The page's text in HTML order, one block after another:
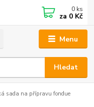
Menu
Hledat
0 ks
za 0 Kč
sada na přípravu fondue